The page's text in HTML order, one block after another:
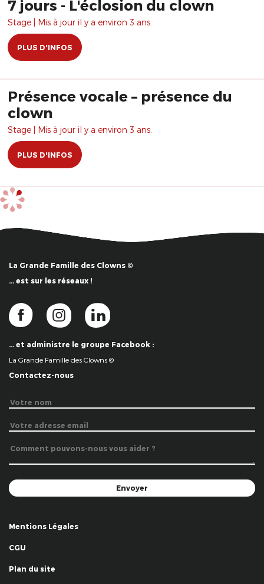
7 jours - L'éclosion du clown
Stage | Mis à jour il y a environ 3 ans.
PLUS D'INFOS
Présence vocale – présence du
clown
Stage | Mis à jour il y a environ 3 ans.
PLUS D'INFOS
La Grande Famille des Clowns ©
… est sur les réseaux !
… et administre le groupe Facebook :
La Grande Famille des Clowns ©
Contactez-nous
Mentions Légales
CGU
Plan du site